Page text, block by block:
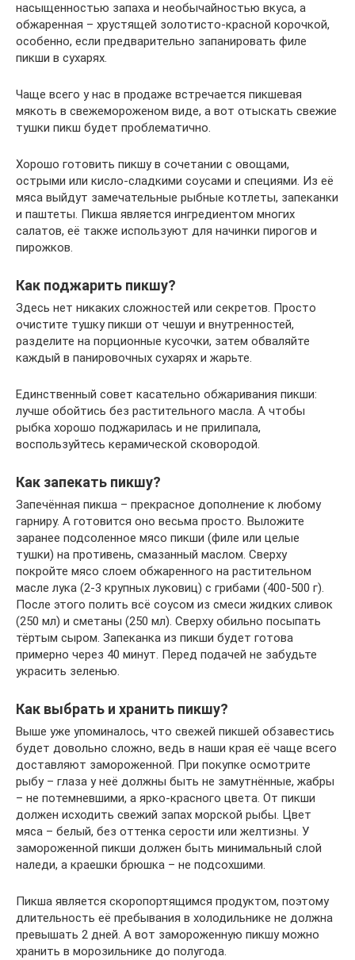
насыщенностью запаха и необычайностью вкуса, а
обжаренная – хрустящей золотисто-красной корочкой,
особенно, если предварительно запанировать филе
пикши в сухарях.
Чаще всего у нас в продаже встречается пикшевая
мякоть в свежемороженом виде, а вот отыскать свежие
тушки пикш будет проблематично.
Хорошо готовить пикшу в сочетании с овощами,
острыми или кисло-сладкими соусами и специями. Из её
мяса выйдут замечательные рыбные котлеты, запеканки
и паштеты. Пикша является ингредиентом многих
салатов, её также используют для начинки пирогов и
пирожков.
Как поджарить пикшу?
Здесь нет никаких сложностей или секретов. Просто
очистите тушку пикши от чешуи и внутренностей,
разделите на порционные кусочки, затем обваляйте
каждый в панировочных сухарях и жарьте.
Единственный совет касательно обжаривания пикши:
лучше обойтись без растительного масла. А чтобы
рыбка хорошо поджарилась и не прилипала,
воспользуйтесь керамической сковородой.
Как запекать пикшу?
Запечённая пикша – прекрасное дополнение к любому
гарниру. А готовится оно весьма просто. Выложите
заранее подсоленное мясо пикши (филе или целые
тушки) на противень, смазанный маслом. Сверху
покройте мясо слоем обжаренного на растительном
масле лука (2-3 крупных луковиц) с грибами (400-500 г).
После этого полить всё соусом из смеси жидких сливок
(250 мл) и сметаны (250 мл). Сверху обильно посыпать
тёртым сыром. Запеканка из пикши будет готова
примерно через 40 минут. Перед подачей не забудьте
украсить зеленью.
Как выбрать и хранить пикшу?
Выше уже упоминалось, что свежей пикшей обзавестись
будет довольно сложно, ведь в наши края её чаще всего
доставляют замороженной. При покупке осмотрите
рыбу – глаза у неё должны быть не замутнённые, жабры
– не потемневшими, а ярко-красного цвета. От пикши
должен исходить свежий запах морской рыбы. Цвет
мяса – белый, без оттенка серости или желтизны. У
замороженной пикши должен быть минимальный слой
наледи, а краешки брюшка – не подсохшими.
Пикша является скоропортящимся продуктом, поэтому
длительность её пребывания в холодильнике не должна
превышать 2 дней. А вот замороженную пикшу можно
хранить в морозильнике до полугода.